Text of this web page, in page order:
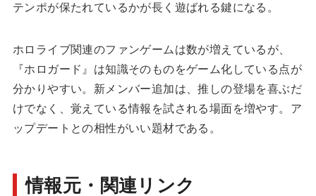
テンポが保たれているかが長く遊ばれる鍵になる。
ホロライブ関連のファンゲームは数が増えているが、
『ホロガード』は知識そのものをゲーム化している点が
分かりやすい。新メンバー追加は、推しの登場を喜ぶだ
けでなく、覚えている情報を試される場面を増やす。ア
ップデートとの相性がいい題材である。
情報元・関連リンク